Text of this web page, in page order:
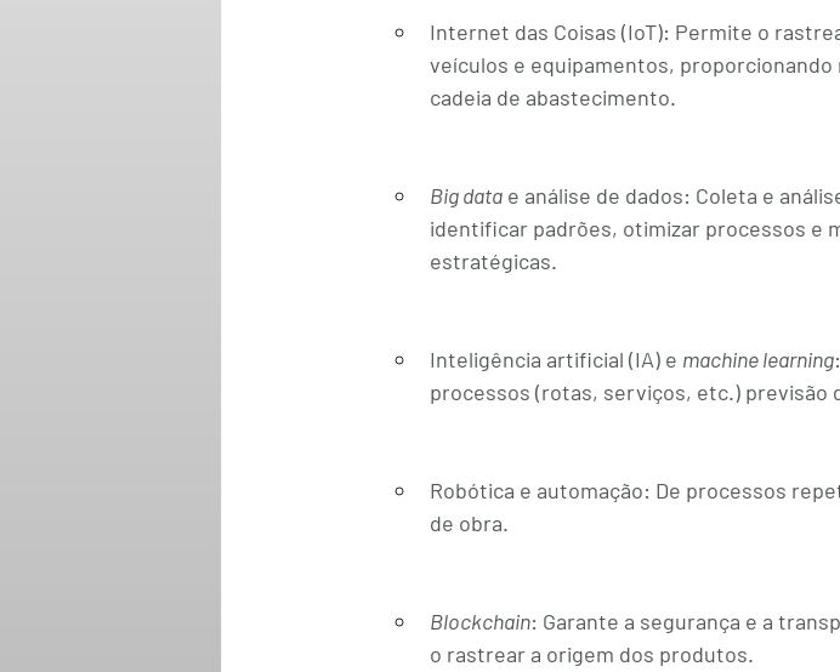
Internet das Coisas (IoT): Permite o
veículos e equipamentos,
cadeia de abastecimento.
Big data e análise de dados: Coleta e
identificar padrões, otimizar processos e
estratégicas.
Inteligência artificial (IA) e machine learning:
processos (rotas, serviços, etc.) previsão
Robótica e automação: De processos
de obra.
Blockchain: Garante a segurança e a
o rastrear a origem dos produtos.